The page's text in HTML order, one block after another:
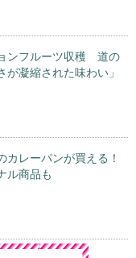
ンフルーツ収穫 道の
凝縮された味わい」
カレーパンが買える！
ル商品も